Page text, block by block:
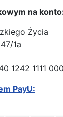
na
Życia
1a
1242 1111
PayU: